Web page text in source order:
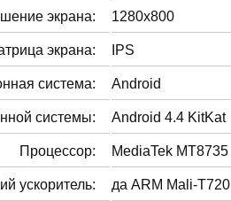
экрана: 1280x800
экрана: IPS
система: Android
системы: Android 4.4 KitKat
Процессор: MediaTek MT8735
ускоритель: да ARM Mali-T720